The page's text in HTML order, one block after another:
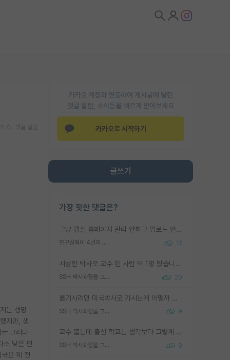
카카오 계정과 연동하여 게시글에 달린
댓글 알람, 소식등을 빠르게 받아보세요
카카오로 시작하기
글쓰기
가장 핫한 댓글은?
그냥 랩실 홈페이지 관리 안하고 업로드 안한거 아님?
연구실적이 4년의 공백이 있는거 어떻게 생각하냐 12
서성한 박사로 교수 된 사람 딱 1명 봤습니다. 근데 지방대 박사로 교수된 거는 기적이 일어나야되요. 서성한 학부부터여도 빡센게 교수임용일텐데 지방대박사로 무슨 교수가 되나요...... 중소기업/중견기업 팀장급/연구소장급이나 될거 같네요.
SSH 박사과정을 그만두고 지방대 박사로 옮기면 교수의 꿈은 끝일까요? 20
옮기시려면 미국박사로 가시는게 어떨까 싶네요. 교수가 꿈이면 미국박사 하고 미국교수 까지 같이 노리시는게 기회가 많지 않을까요?
SSH 박사과정을 그만두고 지방대 박사로 옮기면 교수의 꿈은 끝일까요? 9
교수 뽑는데 출신 학교는 생각보다 그렇게 안 봄. 앞으로는 더 안 보게 될거임. 박사는 어디서 진행해도 됨. 단, 제대로 쌓고 좋은 실적 만들 수 있다면. 그런데 지방대는 그럴 가능성이 지극히 낮음. 나만 열심히 잘 하면 된다? 인간은 주변 환경에 지배되는 나약한 존재임. 주변의 지방대 대학원생과 섞이고 지방 특유의 여유로움 또는 나쁘게 얘기해서 나태함에 젖어 살다보면 교수의 꿈 자체를 잊어버리게 될 가능성도 있음. 주변 환경이 70~80%임.
SSH 박사과정을 그만두고 지방대 박사로 옮기면 교수의 꿈은 끝일까요? 9
는 생명
지만, 생
그러다
소 낮은 편
은 제 전